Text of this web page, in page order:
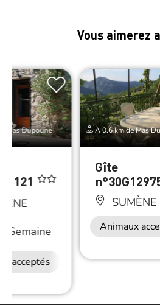
Vous aimerez
Mas Dupoune
Semaine
acceptés
À 0.6 km de Mas
Gîte
SUMÈNE
Animaux